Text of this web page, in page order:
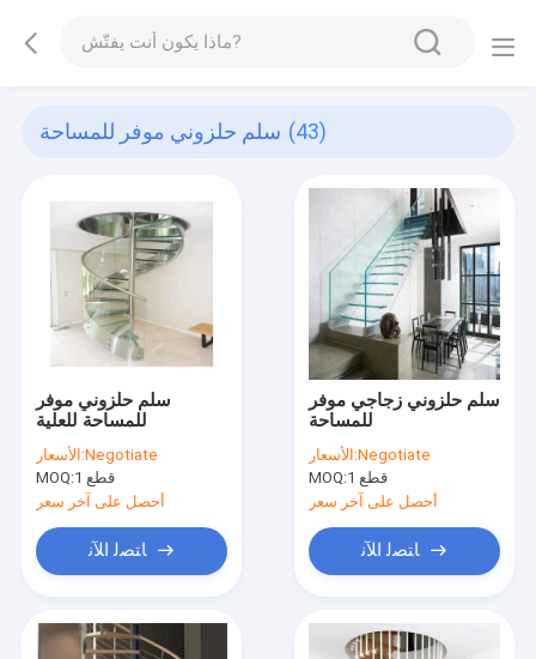
سلم حلزوني موفر للمساحة (43)
سلم حلزوني موفر
للمساحة للعلية
الأسعار:Negotiate
MOQ:
1 قطع
أحصل على آخر سعر
ﺎﺘﺼﻟ ﺍﻶﻧ
سلم حلزوني زجاجي موفر
للمساحة
الأسعار:Negotiate
MOQ:
1 قطع
أحصل على آخر سعر
ﺎﺘﺼﻟ ﺍﻶﻧ